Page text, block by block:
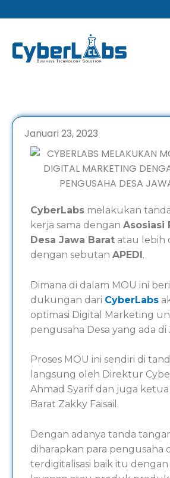
ke
Januari 23, 2023
CyberLabs melakukan
kerja sama dengan Asosiasi
Desa Jawa Barat atau lebih
dengan sebutan APEDI.
Dimana di dalam MOU ini
dukungan dari CyberLabs
optimasi Digital Marketing
pengusaha Desa yang ada di
Proses MOU ini sendiri di
langsung oleh Direktur
Ahmad Syarif dan juga ketua
Barat Zakky Faisail.
Dengan adanya tanda
diharapkan para pengusaha
terdigitalisasi baik itu dengan